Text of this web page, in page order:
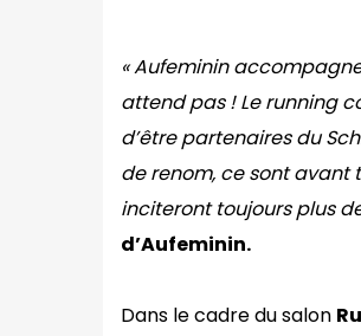
« Aufeminin
attend pas ! Le running
d’être partenaires du
de renom, ce sont avant
inciteront toujours plus
d’Aufeminin.
Dans le cadre du salon